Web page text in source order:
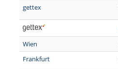
gettex
Wien
Frankfurt